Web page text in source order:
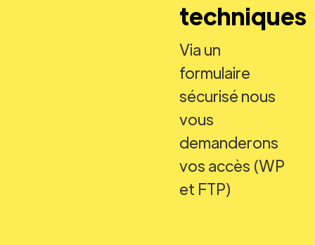
techniques
Via un
formulaire
sécurisé nous
vous
demanderons
vos accès (WP
et FTP)